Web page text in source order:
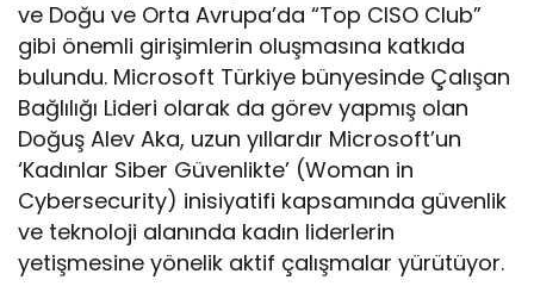
ve Doğu ve Orta Avrupa’da “Top CISO Club”
gibi önemli girişimlerin oluşmasına katkıda
bulundu. Microsoft Türkiye bünyesinde Çalışan
Bağlılığı Lideri olarak da görev yapmış olan
Doğuş Alev Aka, uzun yıllardır Microsoft’un
‘Kadınlar Siber Güvenlikte’ (Woman in
Cybersecurity) inisiyatifi kapsamında güvenlik
ve teknoloji alanında kadın liderlerin
yetişmesine yönelik aktif çalışmalar yürütüyor.